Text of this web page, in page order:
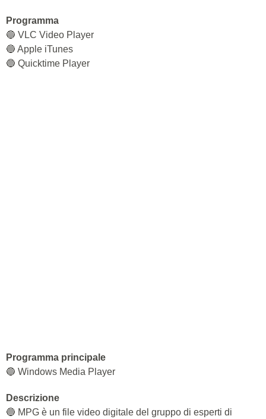
Programma
🔵 VLC Video Player
🔵 Apple iTunes
🔵 Quicktime Player
Programma principale
🔵 Windows Media Player
Descrizione
🔵 MPG è un file video digitale del gruppo di esperti di